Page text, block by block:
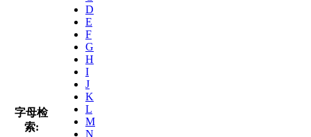
字母检
索:
D
E
F
G
H
I
J
K
L
M
N